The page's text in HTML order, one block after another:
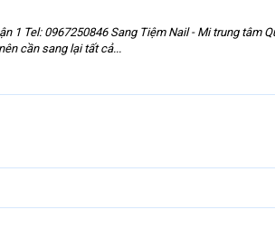
1 Tel: 0967250846 Sang Tiệm Nail - Mi trung tâm
cần sang lại tất cả...